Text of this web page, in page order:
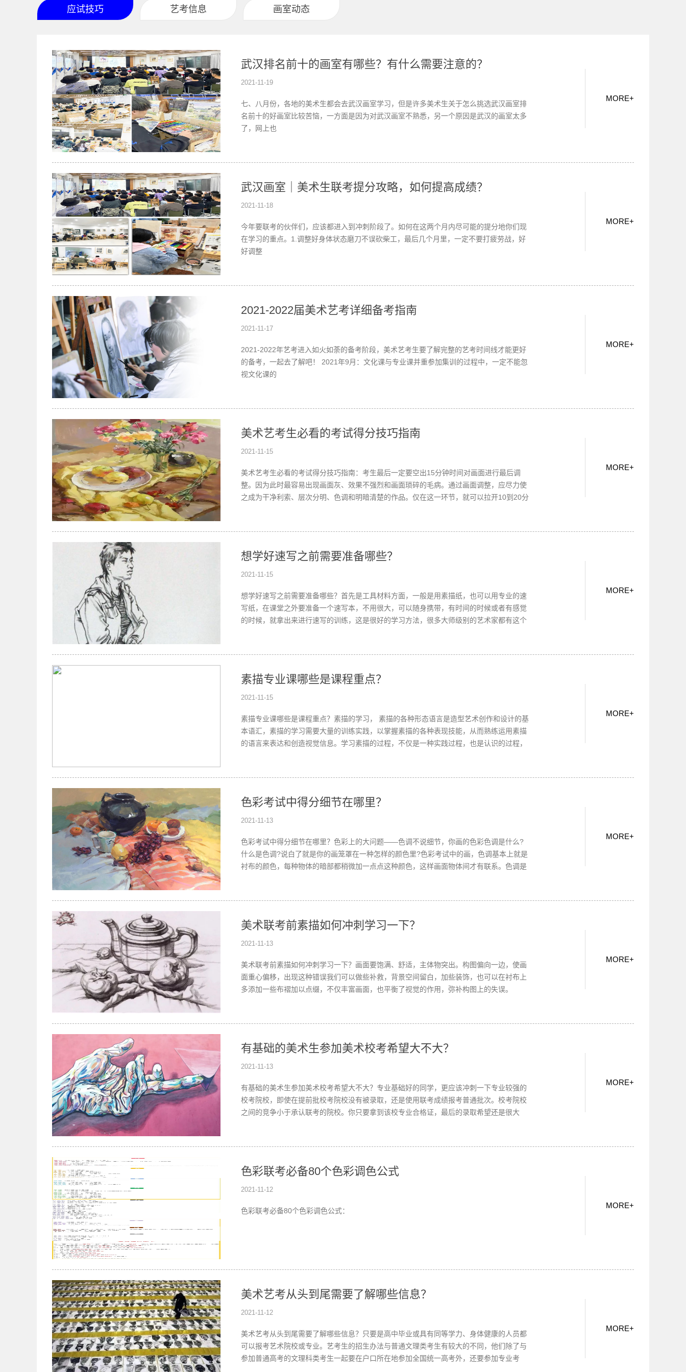
应试技巧 艺考信息 画室动态
武汉排名前十的画室有哪些？有什么需要注意的？
2021-11-19
七、八月份，各地的美术生都会去武汉画室学习，但是许多美术生关于怎么挑选武汉画室排
名前十的好画室比较苦恼，一方面是因为对武汉画室不熟悉，另一个原因是武汉的画室太多
了，网上也
MORE+
武汉画室｜美术生联考提分攻略，如何提高成绩？
2021-11-18
今年要联考的伙伴们，应该都进入到冲刺阶段了。如何在这两个月内尽可能的提分地你们现
在学习的重点。1.调整好身体状态磨刀不误砍柴工，最后几个月里，一定不要打疲劳战，好
好调整
MORE+
2021-2022届美术艺考详细备考指南
2021-11-17
2021-2022年艺考进入如火如荼的备考阶段，美术艺考生要了解完整的艺考时间线才能更好
的备考，一起去了解吧！ 2021年9月：文化课与专业课并重参加集训的过程中，一定不能忽
视文化课的
MORE+
美术艺考生必看的考试得分技巧指南
2021-11-15
美术艺考生必看的考试得分技巧指南：考生最后一定要空出15分钟时间对画面进行最后调
整。因为此时最容易出现画面灰、效果不强烈和画面琐碎的毛病。通过画面调整，应尽力使
之成为干净利索、层次分明、色调和明暗清楚的作品。仅在这一环节，就可以拉开10到20分
MORE+
想学好速写之前需要准备哪些？
2021-11-15
想学好速写之前需要准备哪些？首先是工具材料方面，一般是用素描纸，也可以用专业的速
写纸，在课堂之外要准备一个速写本，不用很大，可以随身携带，有时间的时候或者有感觉
的时候，就拿出来进行速写的训练，这是很好的学习方法，很多大师级别的艺术家都有这个
MORE+
素描专业课哪些是课程重点？
2021-11-15
素描专业课哪些是课程重点？素描的学习， 素描的各种形态语言是造型艺术创作和设计的基
本语汇，素描的学习需要大量的训练实践，以掌握素描的各种表现技能，从而熟练运用素描
的语言来表达和创造视觉信息。学习素描的过程，不仅是一种实践过程，也是认识的过程，
MORE+
色彩考试中得分细节在哪里？
2021-11-13
色彩考试中得分细节在哪里？色彩上的大问题——色调不说细节，你画的色彩色调是什么?
什么是色调?说白了就是你的画笼罩在一种怎样的颜色里?色彩考试中的画，色调基本上就是
衬布的颜色，每种物体的暗部都稍微加一点点这种颜色，这样画面物体间才有联系。色调是
MORE+
美术联考前素描如何冲刺学习一下？
2021-11-13
美术联考前素描如何冲刺学习一下？画面要饱满、舒适，主体物突出。构图偏向一边，使画
面重心偏移，出现这种错误我们可以做些补救，背景空间留白，加些装饰，也可以在衬布上
多添加一些布褶加以点缀，不仅丰富画面，也平衡了视觉的作用，弥补构图上的失误。
MORE+
有基础的美术生参加美术校考希望大不大？
2021-11-13
有基础的美术生参加美术校考希望大不大？专业基础好的同学，更应该冲刺一下专业较强的
校考院校，即使在提前批校考院校没有被录取，还是使用联考成绩报考普通批次。校考院校
之间的竞争小于承认联考的院校。你只要拿到该校专业合格证，最后的录取希望还是很大
MORE+
色彩联考必备80个色彩调色公式
2021-11-12
色彩联考必备80个色彩调色公式：
MORE+
美术艺考从头到尾需要了解哪些信息？
2021-11-12
美术艺考从头到尾需要了解哪些信息？只要是高中毕业或具有同等学力、身体健康的人员都
可以报考艺术院校或专业。艺考生的招生办法与普通文理类考生有较大的不同，他们除了与
参加普通高考的文理科类考生一起要在户口所在地参加全国统一高考外，还要参加专业考
MORE+